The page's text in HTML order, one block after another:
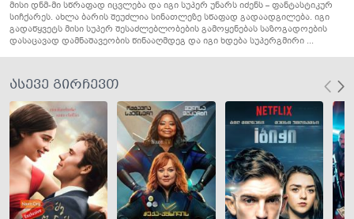
მისი დნმ-მი სწრაფად იცვლება და იგი სუპერ უნარს იძენს – ფანტასტიკურ
სიჩქარეს. ახლა ბარის შეუძლია სინათლეზე სწაფად გადაადგილება. იგი
გადაწყვეტს მისი სუპერ შესაძლებლობების გამოყენებას საზოგადოების
დასაცავად დამნაშავეობის წინააღმდეგ და იგი ხდება სუპერგმირი ...
ასევე გირჩევთ